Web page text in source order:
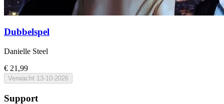
Dubbelspel
Danielle Steel
€ 21,99
Verwacht 13-10-2026
Support